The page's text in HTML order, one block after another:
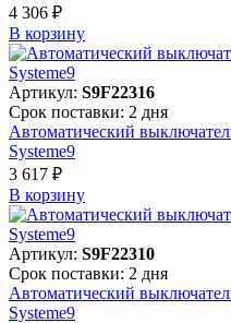
4 306 ₽
В корзинy
Артикул: S9F22316
Срок поставки: 2 дня
Автоматический
Systeme9
3 617 ₽
В корзинy
Артикул: S9F22310
Срок поставки: 2 дня
Автоматический
Systeme9